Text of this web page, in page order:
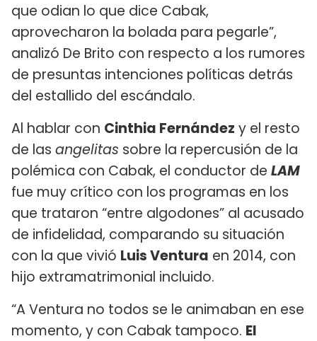
que odian lo que dice Cabak,
aprovecharon la bolada para pegarle”,
analizó De Brito con respecto a los rumores
de presuntas intenciones políticas detrás
del estallido del escándalo.
Al hablar con Cinthia Fernández y el resto
de las angelitas sobre la repercusión de la
polémica con Cabak, el conductor de LAM
fue muy crítico con los programas en los
que trataron “entre algodones” al acusado
de infidelidad, comparando su situación
con la que vivió Luis Ventura en 2014, con
hijo extramatrimonial incluido.
“A Ventura no todos se le animaban en ese
momento, y con Cabak tampoco. El